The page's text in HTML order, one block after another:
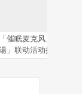
「催眠麦克风」x「極楽
」联动活动插图公开